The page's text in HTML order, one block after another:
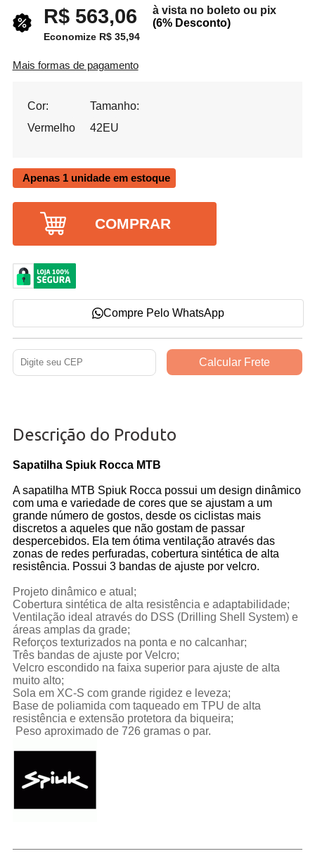
R$ 563,06
à vista no boleto ou pix
(6% Desconto)
Economize R$ 35,94
Mais formas de pagamento
Cor:
Vermelho
Tamanho:
42EU
Apenas 1 unidade em estoque
COMPRAR
Compre Pelo WhatsApp
Descrição do Produto
Sapatilha Spiuk Rocca MTB
A sapatilha MTB Spiuk Rocca possui um design dinâmico
com uma e variedade de cores que se ajustam a um
grande número de gostos, desde os ciclistas mais
discretos a aqueles que não gostam de passar
despercebidos. Ela tem ótima ventilação através das
zonas de redes perfuradas, cobertura sintética de alta
resistência. Possui 3 bandas de ajuste por velcro.
Projeto dinâmico e atual;
Cobertura sintética de alta resistência e adaptabilidade;
Ventilação ideal através do DSS (Drilling Shell System) e
reas amplas da grade;
Reforços texturizados na ponta e no calcanhar;
Três bandas de ajuste por Velcro;
Velcro escondido na faixa superior para ajuste de alta
muito alto;
Sola em XC-S com grande rigidez e leveza;
Base de poliamida com taqueado em TPU de alta
resistência e extensão protetora da biqueira;
Peso aproximado de 726 gramas o par.